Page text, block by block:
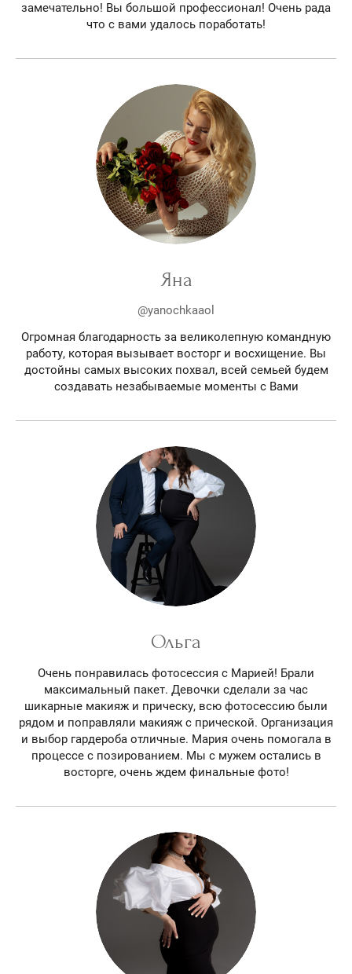
замечательно! Вы большой профессионал! Очень рада
что с вами удалось поработать!
Яна
@yanochkaaol
Огромная благодарность за великолепную командную
работу, которая вызывает восторг и восхищение. Вы
достойны самых высоких похвал, всей семьей будем
создавать незабываемые моменты с Вами
Ольга
Очень понравилась фотосессия с Марией! Брали
максимальный пакет. Девочки сделали за час
шикарные макияж и прическу, всю фотосессию были
рядом и поправляли макияж с прической. Организация
и выбор гардероба отличные. Мария очень помогала в
процессе с позированием. Мы с мужем остались в
восторге, очень ждем финальные фото!